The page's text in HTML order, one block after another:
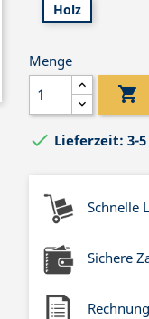
Holz
Menge

 Lieferzeit: 3-5
Schnelle
Sichere